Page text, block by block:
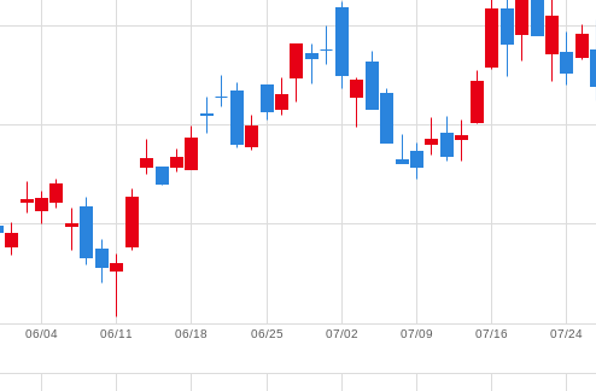
07/24
07/16
07/09
07/02
06/25
06/18
06/11
06/04